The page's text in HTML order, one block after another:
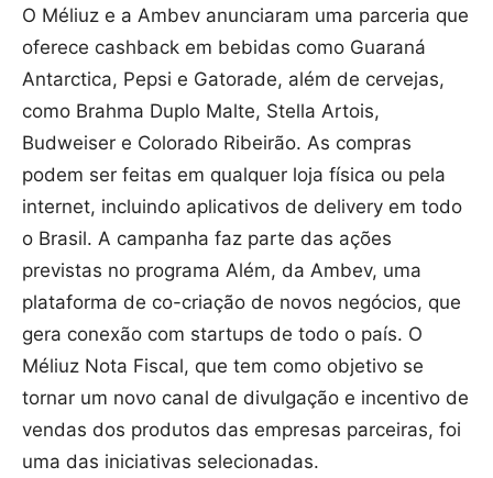
O Méliuz e a Ambev anunciaram uma parceria que
oferece cashback em bebidas como Guaraná
Antarctica, Pepsi e Gatorade, além de cervejas,
como Brahma Duplo Malte, Stella Artois,
Budweiser e Colorado Ribeirão. As compras
podem ser feitas em qualquer loja física ou pela
internet, incluindo aplicativos de delivery em todo
o Brasil. A campanha faz parte das ações
previstas no programa Além, da Ambev, uma
plataforma de co-criação de novos negócios, que
gera conexão com startups de todo o país. O
Méliuz Nota Fiscal, que tem como objetivo se
tornar um novo canal de divulgação e incentivo de
vendas dos produtos das empresas parceiras, foi
uma das iniciativas selecionadas.